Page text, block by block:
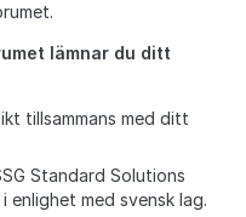
lämnar du ditt
tillsammans med ditt
Standard Solutions
enlighet med svensk lag.